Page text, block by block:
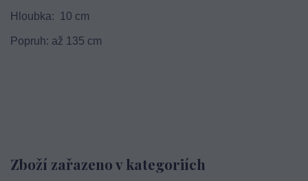
Hloubka: 10 cm
Popruh: až 135 cm
Zboží zařazeno v kategoriích